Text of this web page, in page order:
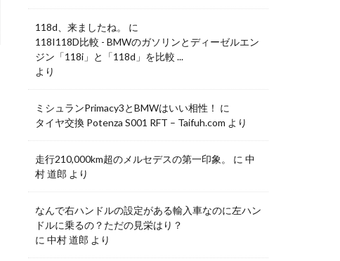
118d、来ましたね。
に
118I118D比較 - BMWのガソリンとディーゼルエン
ジン「118i」と「118d」を比較 ...
より
ミシュランPrimacy3とBMWはいい相性！ に
タイヤ交換 Potenza S001 RFT – Taifuh.com より
走行210,000km超のメルセデスの第一印象。 に 中
村 道郎 より
なんで右ハンドルの設定がある輸入車なのに左ハン
ドルに乗るの？ただの見栄はり？
に 中村 道郎 より